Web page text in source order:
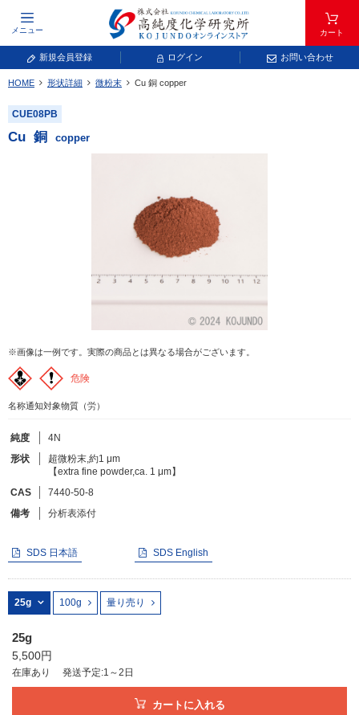
メニュー カート
新規会員登録 ログイン お問い合わせ
元素記号で検索する
元素周期表をタップすると、拡大表示されます。拡大した表から元素記号をタップ
し、一覧へ移動してください。
常温常圧で気体であり、弊社では取り扱いしておりません。
放射性元素または人工元素であり、弊社では取り扱いしておりません。
キーワードで検索する
フリーワードで検索
化学式で検索
和名・英名で検索
カテゴリで検索する
化合物
HOME 形状詳細 微粉末 Cu 銅 copper
CUE08PB
Cu 銅 copper
※画像は一例です。実際の商品とは異なる場合がございます。
危険
名称通知対象物質（労）
純度
4N
形状
超微粉末,約1 μm
【extra fine powder,ca. 1 μm】
CAS
7440-50-8
備考
分析表添付
SDS 日本語 SDS English
25g 100g 量り売り
25g
5,500円
在庫あり 発送予定:1～2日
カートに入れる